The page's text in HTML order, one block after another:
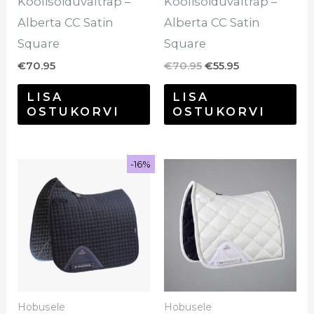
Alberta CC Satin
Square
€70.95
LISA
OSTUKORVI
Alberta CC Satin
Square
€70.95 €55.95
LISA
OSTUKORVI
Sale!
-16%
-16%
Hobusele
hind
oli:
€54.95.
Praegune
on:
€45.95.
Hobusele